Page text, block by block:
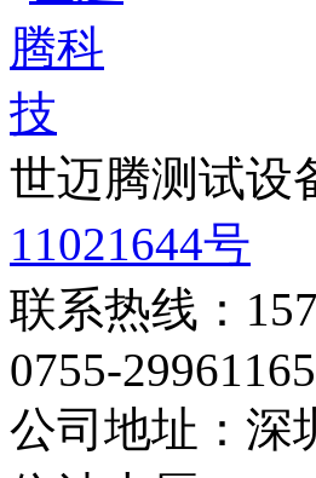
世迈腾测试设
11021644号
联系热线：
0755-29961165
公司地址：深